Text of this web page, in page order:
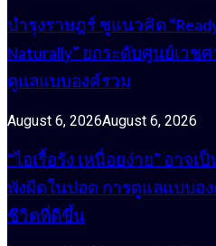
บำรุงราษฎร์ ชูแนวคิด
Naturally” ยกระดับศูนย์เว
ดูแลแบบองค์รวม
August 6, 2026August 6, 2026
“ไอเรื้อรัง เหนื่อยง่าย” อา
พังผืดในปอด การดูแลแบบ
ชีวิตที่ดีขึ้น